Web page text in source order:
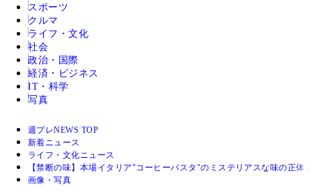
スポーツ
クルマ
ライフ・文化
社会
政治・国際
経済・ビジネス
IT・科学
写真
週プレNEWS TOP
新着ニュース
ライフ・文化ニュース
【禁断の味】本場イタリア"コーヒーパスタ"のミステリアスな味の正体
画像・写真